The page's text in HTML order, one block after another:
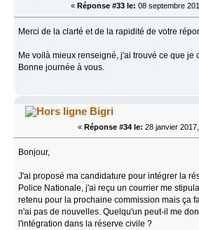
« Réponse #33 le: 08 septembre
Merci de la clarté et de la rapidité de votre
Me voilà mieux renseigné, j'ai trouvé ce que je
Bonne journée à vous.
Bigri
« Réponse #34 le: 28 janvier
Bonjour,
J'ai proposé ma candidature pour intégrer la
Police Nationale, j'ai reçu un courrier me
retenu pour la prochaine commission mais ça
n'ai pas de nouvelles. Quelqu'un peut-il me
l'intégration dans la réserve civile ?